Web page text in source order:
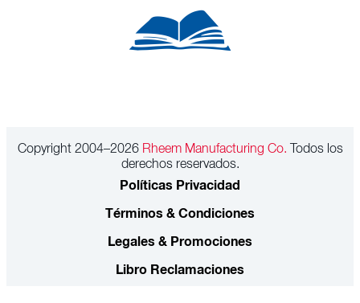
Copyright 2004–2026Rheem Manufacturing Co. Todos los
derechos reservados.
Políticas Privacidad
Términos & Condiciones
Legales & Promociones
Libro Reclamaciones